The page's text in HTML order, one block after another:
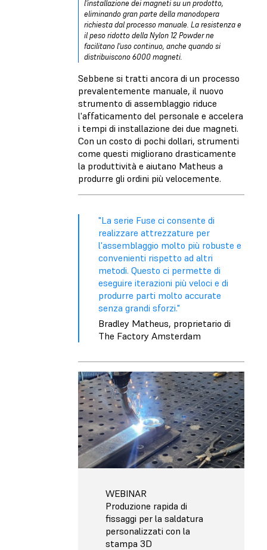
l'installazione dei magneti su un prodotto,
eliminando gran parte della manodopera
richiesta dal processo manuale. La resistenza e
il peso ridotto della Nylon 12 Powder ne
facilitano l'uso continuo, anche quando si
distribuiscono 6000 magneti.
Sebbene si tratti ancora di un processo
prevalentemente manuale, il nuovo
strumento di assemblaggio riduce
l'affaticamento del personale e accelera
i tempi di installazione dei due magneti.
Con un costo di pochi dollari, strumenti
come questi migliorano drasticamente
la produttività e aiutano Matheus a
produrre gli ordini più velocemente.
"La serie Fuse ci consente di
realizzare attrezzature per
l'assemblaggio molto più robuste e
convenienti rispetto ad altri
metodi. Questo ci permette di
eseguire iterazioni più veloci e di
produrre parti molto accurate
senza grandi sforzi."
Bradley Matheus, proprietario di
The Factory Amsterdam
WEBINAR
Produzione rapida di
fissaggi per la saldatura
personalizzati con la
stampa 3D